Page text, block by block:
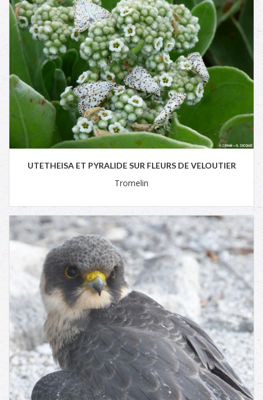
UTETHEISA ET PYRALIDE SUR FLEURS DE VELOUTIER
Tromelin